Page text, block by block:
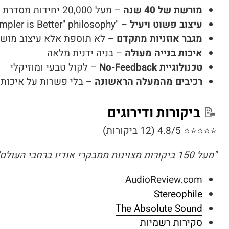
מורשת של 40 שנה
– מעל 20,000 יחידות מסדרת Modulus יוצרו
עיצוב פשוט ויעיל – "Simpler is Better" philosophy
מגבר אוזניות מתקדם – לא תוספת אלא עיצוב
איכות בנייה מעולה – בניה ידנית מלאה
טכנולוגיית No-Feedback
– לקול טבעי ומוזיקלי
רכיבים מהמעלה הראשונה – בלי פשרות על איכות
📝 ביקורות ודירוגים
⭐⭐⭐⭐⭐ 4.8/5 (12 ביקורות)
"מעל 150 ביקורות מצוינות ממבקרי אודיו ברחבי העולם"
AudioReview.com
Stereophile
The Absolute Sound
סקירות רשמיות